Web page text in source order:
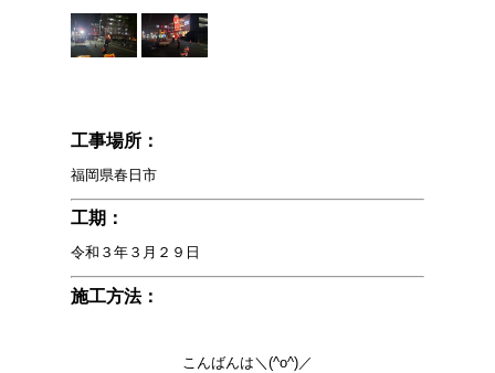
工事場所：
福岡県春日市
工期：
令和３年３月２９日
施工方法：
こんばんは＼(^o^)／